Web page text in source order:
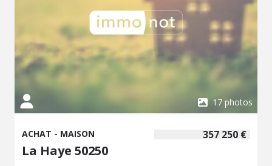
17 photos
357 250 €
ACHAT - MAISON
La Haye 50250